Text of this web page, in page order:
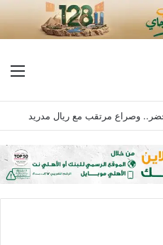
وصراع مرتقب مع ريال مدريد